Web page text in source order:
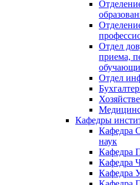
Отдел
приема,
Отдел
Кафедры
Кафедра
наук
Кафедра
Кафедра
Кафедра